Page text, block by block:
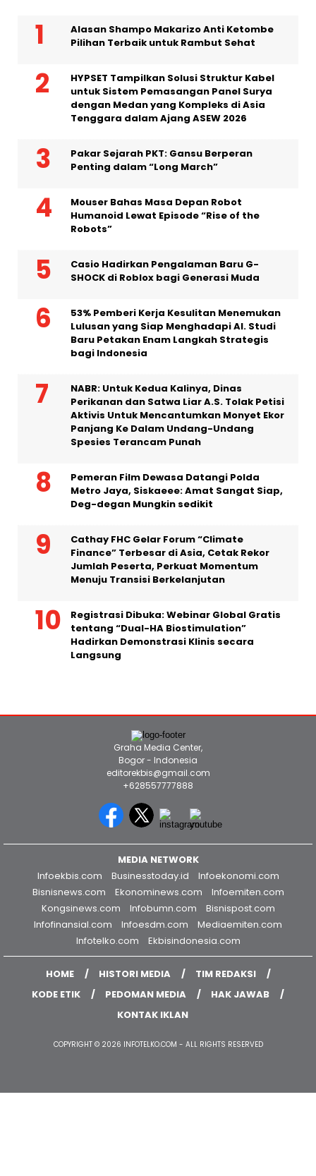
Alasan Shampo Makarizo Anti Ketombe
Pilihan Terbaik untuk Rambut Sehat
HYPSET Tampilkan Solusi Struktur Kabel
untuk Sistem Pemasangan Panel Surya
dengan Medan yang Kompleks di Asia
Tenggara dalam Ajang ASEW 2026
Pakar Sejarah PKT: Gansu Berperan
Penting dalam “Long March”
Mouser Bahas Masa Depan Robot
Humanoid Lewat Episode “Rise of the
Robots”
Casio Hadirkan Pengalaman Baru G-
SHOCK di Roblox bagi Generasi Muda
53% Pemberi Kerja Kesulitan Menemukan
Lulusan yang Siap Menghadapi AI. Studi
Baru Petakan Enam Langkah Strategis
bagi Indonesia
NABR: Untuk Kedua Kalinya, Dinas
Perikanan dan Satwa Liar A.S. Tolak Petisi
Aktivis Untuk Mencantumkan Monyet Ekor
Panjang Ke Dalam Undang-Undang
Spesies Terancam Punah
Pemeran Film Dewasa Datangi Polda
Metro Jaya, Siskaeee: Amat Sangat Siap,
Deg-degan Mungkin sedikit
Cathay FHC Gelar Forum “Climate
Finance” Terbesar di Asia, Cetak Rekor
Jumlah Peserta, Perkuat Momentum
Menuju Transisi Berkelanjutan
Registrasi Dibuka: Webinar Global Gratis
tentang “Dual-HA Biostimulation”
Hadirkan Demonstrasi Klinis secara
Langsung
Graha Media Center,
Bogor - Indonesia
editorekbis@gmail.com
+628557777888
MEDIA NETWORK
Infoekbis.com
Businesstoday.id
Infoekonomi.com
Bisnisnews.com
Ekonominews.com
Infoemiten.com
Kongsinews.com
Infobumn.com
Bisnispost.com
Infofinansial.com
Infoesdm.com
Mediaemiten.com
Infotelko.com
Ekbisindonesia.com
HOME HISTORI MEDIA
TIM REDAKSI
KODE ETIK
PEDOMAN MEDIA
HAK JAWAB
KONTAK IKLAN
COPYRIGHT © 2026 INFOTELKO.COM - ALL RIGHTS RESERVED